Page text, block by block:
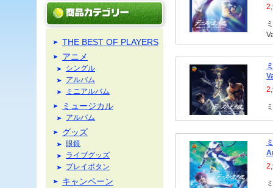
THE BEST OF PLAYERS
アニメ
シングル
アルバム
ミニアルバム
ミュージカル
アルバム
グッズ
眼鏡
ライブグッズ
プレイボタン
キャンペーン